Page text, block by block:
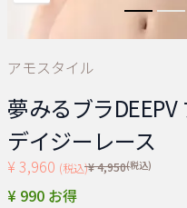
アモスタイル
夢みるブラ
デイジーレース
¥ 3,960 (税込)Price reduced from
¥ 4,950(税込)
¥ 990 お得